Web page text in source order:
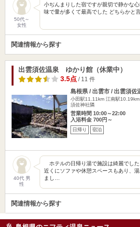
50代～
女性
小ぢんまりした宿ですが親切で静かな
味で量が多くて最高でした どちらかと
関連情報から探す
出雲須佐温泉 ゆかり館（休業中）
3.5点/ 11 件
島根県 / 出雲市 / 出雲須佐
小田駅11.11km 江南駅10.19km
須佐神社隣
営業時間 10:00～22:00
入浴料金 700円～
日帰り 宿泊
40代 男
性
ホテルの日帰り湯で施設は綺麗でし
近くにソファや休憩スペースもあり、
まし…
関連情報から探す